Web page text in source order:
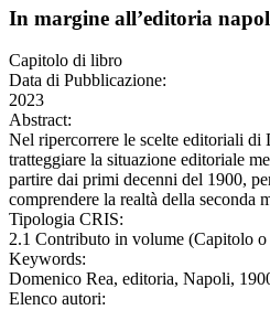
In margine all’editoria
Capitolo di libro
Data di Pubblicazione:
2023
Abstract:
Nel ripercorrere le scelte editoriali di
tratteggiare la situazione editoriale
partire dai primi decenni del 1900,
comprendere la realtà della seconda
Tipologia CRIS:
2.1 Contributo in volume (Capitolo o
Keywords:
Domenico Rea, editoria, Napoli,
Elenco autori: